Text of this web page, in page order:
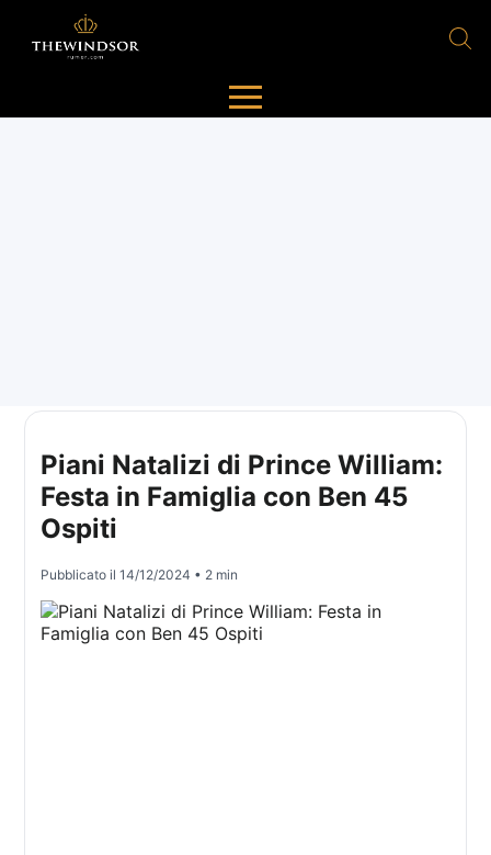
Piani Natalizi di Prince William:
Festa in Famiglia con Ben 45
Ospiti
Pubblicato il14/12/2024 • 2 min